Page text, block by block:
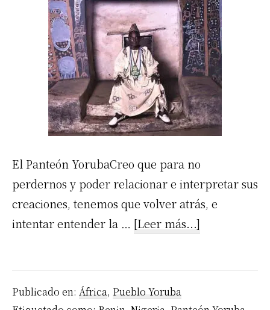
El Panteón YorubaCreo que para no
perdernos y poder relacionar e interpretar sus
creaciones, tenemos que volver atrás, e
intentar entender la … [Leer más...]
Yoruba
Publicado en: África, Pueblo Yoruba